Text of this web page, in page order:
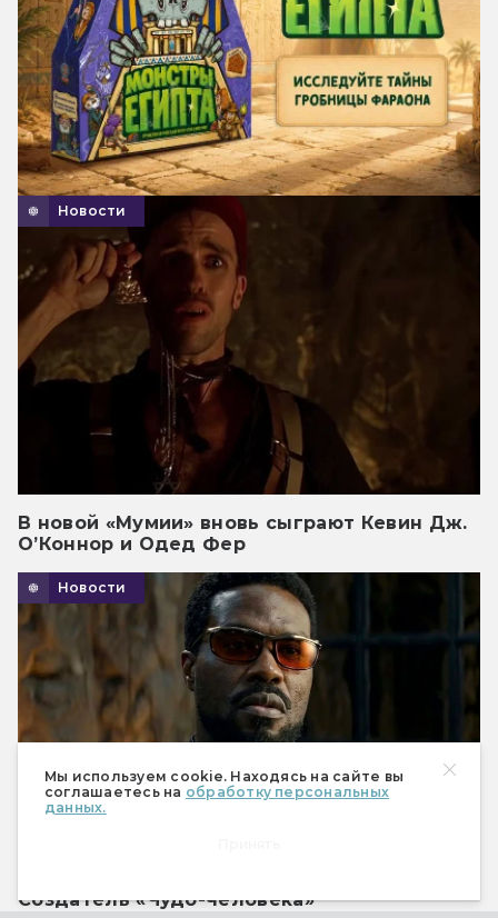
Мы используем cookie. Находясь на сайте вы
соглашаетесь на обработку персональных
данных.
Новости
В новой «Мумии» вновь сыграют Кевин Дж.
О’Коннор и Одед Фер
Новости
Создатель «Чудо-человека»